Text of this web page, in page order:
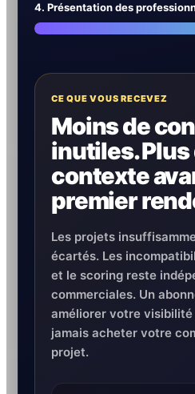
4. Présentation des
CE QUE VOUS RECEVEZ
Moins de
inutiles. Plus
contexte
premier
Les projets
écartés. Les
et le scoring reste
commerciales. Un
améliorer votre visibilité
jamais acheter votre
projet.